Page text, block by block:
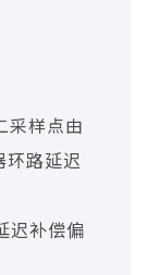
样点由
路延迟
补偿偏